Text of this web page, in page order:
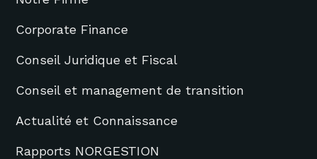
Corporate Finance
Conseil Juridique et Fiscal
Conseil et management de transition
Actualité et Connaissance
Rapports NORGESTION